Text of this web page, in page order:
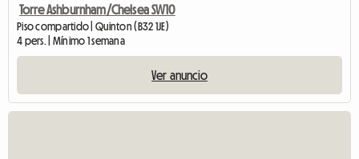
Torre Ashburnham/Chelsea SW10
Piso compartido | Quinton (B32 1JE)
4 pers. | Mínimo 1 semana
Ver anuncio